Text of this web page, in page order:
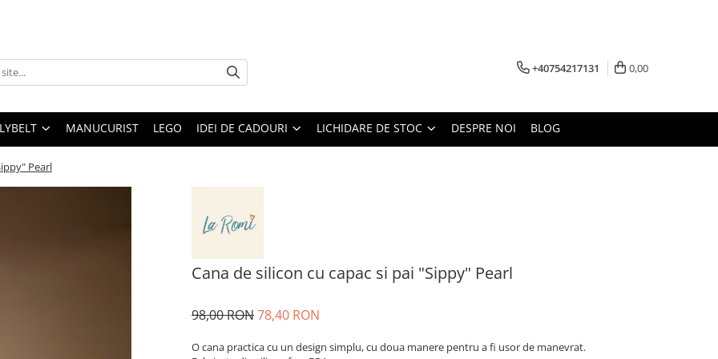
+40754217131 0,00
MANUCURIST LEGO IDEI DE CADOURI LICHIDARE DE STOC DESPRE NOI BLOG
Pearl
Cana de silicon cu capac si pai "Sippy" Pearl
98,00 RON78,40 RON
O cana practica cu un design simplu, cu doua manere pentru a fi usor de manevrat.